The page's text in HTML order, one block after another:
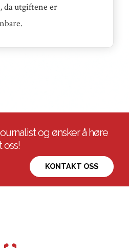
da utgiftene er
og ønsker å høre
oss!
KONTAKT OSS